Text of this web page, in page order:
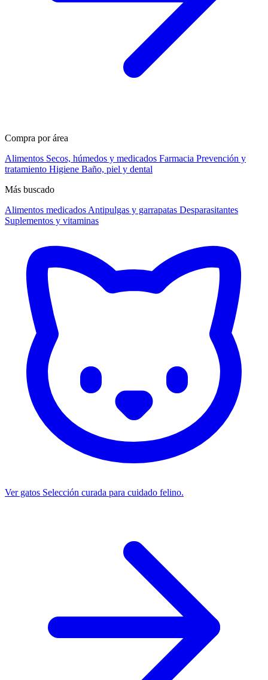
Compra por área
Alimentos Secos, húmedos y medicados Farmacia Prevención y
tratamiento Higiene Baño, piel y dental
Más buscado
Alimentos medicados Antipulgas y garrapatas Desparasitantes
Suplementos y vitaminas
Ver gatos Selección curada para cuidado felino.